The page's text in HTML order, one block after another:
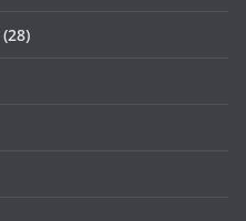
(28)